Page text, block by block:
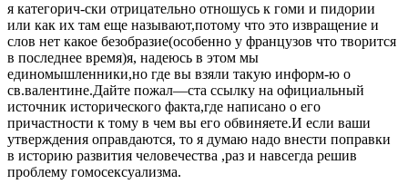
я категорич-ски отрицательно отношусь к гоми и пидории
или как их там еще называют,потому что это извращение и
слов нет какое безобразие(особенно у французов что творится
в последнее время)я, надеюсь в этом мы
единомышленники,но где вы взяли такую информ-ю о
св.валентине.Дайте пожал—ста ссылку на официальный
источник исторического факта,где написано о его
причастности к тому в чем вы его обвиняете.И если ваши
утверждения оправдаются, то я думаю надо внести поправки
в историю развития человечества ,раз и навсегда решив
проблему гомосексуализма.